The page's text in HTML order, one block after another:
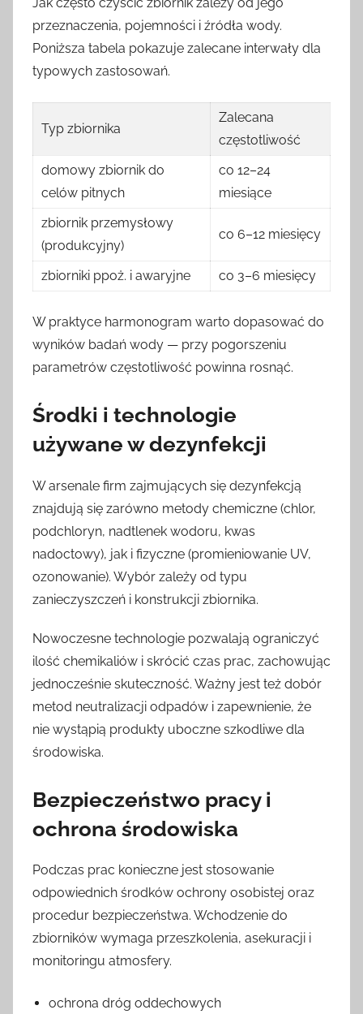
Jak często czyścić zbiornik zależy od jego
przeznaczenia, pojemności i źródła wody.
Poniższa tabela pokazuje zalecane interwały dla
typowych zastosowań.
Typ zbiornika
Zalecana
częstotliwość
domowy zbiornik do
celów pitnych
co 12–24
miesiące
zbiornik przemysłowy
(produkcyjny)
co 6–12 miesięcy
zbiorniki ppoż. i awaryjne co 3–6 miesięcy
W praktyce harmonogram warto dopasować do
wyników badań wody — przy pogorszeniu
parametrów częstotliwość powinna rosnąć.
Środki i technologie
używane w dezynfekcji
W arsenale firm zajmujących się dezynfekcją
znajdują się zarówno metody chemiczne (chlor,
podchloryn, nadtlenek wodoru, kwas
nadoctowy), jak i fizyczne (promieniowanie UV,
ozonowanie). Wybór zależy od typu
zanieczyszczeń i konstrukcji zbiornika.
Nowoczesne technologie pozwalają ograniczyć
ilość chemikaliów i skrócić czas prac, zachowując
jednocześnie skuteczność. Ważny jest też dobór
metod neutralizacji odpadów i zapewnienie, że
nie wystąpią produkty uboczne szkodliwe dla
środowiska.
Bezpieczeństwo pracy i
ochrona środowiska
Podczas prac konieczne jest stosowanie
odpowiednich środków ochrony osobistej oraz
procedur bezpieczeństwa. Wchodzenie do
zbiorników wymaga przeszkolenia, asekuracji i
monitoringu atmosfery.
ochrona dróg oddechowych